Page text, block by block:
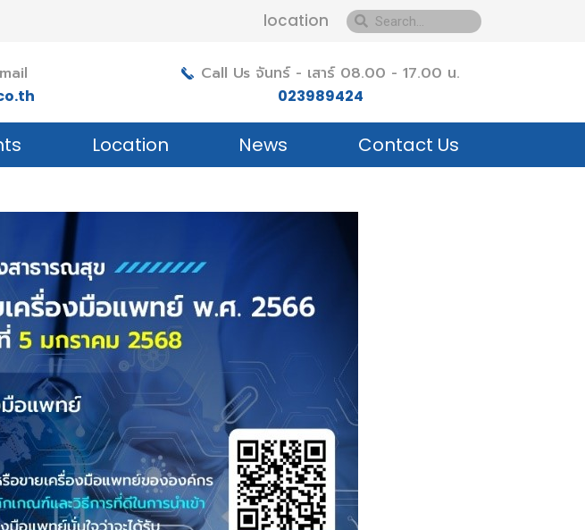
location
Call Us จันทร์ - เสาร์ 08.00 - 17.00 น.
023989424
Location News Contact Us